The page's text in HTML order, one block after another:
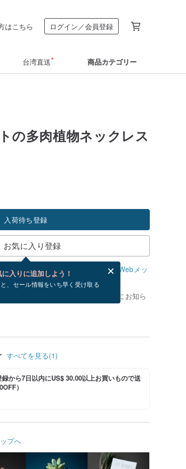
はこちら ログイン／会員登録
台湾直送 商品カテゴリー
の多肉植物ネックレス
入荷待ち登録
お気に入り登録
入りに追加しよう！
、セール情報をいち早く受け取る
ッセージカードを作成できます。
Webメッ
。 [ 入荷待ち ] を押すと、優先的にお知ら
すべてを見る(1)
録から7日以内にUS$ 30.00以上お買いもので送
）
プへ